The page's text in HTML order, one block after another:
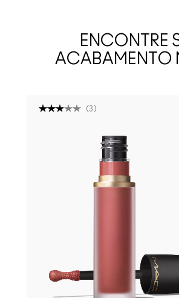
ENCONTRE
ACABAMENTO
(3 )